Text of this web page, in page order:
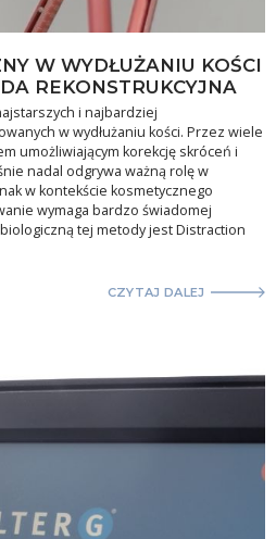
W WYDŁUŻANIU KOŚCI
REKONSTRUKCYJNA
i najbardziej
w wydłużaniu kości. Przez wiele
umożliwiającym korekcję skróceń i
nadal odgrywa ważną rolę w
w kontekście kosmetycznego
wymaga bardzo świadomej
tej metody jest Distraction
CZYTAJ DALEJ